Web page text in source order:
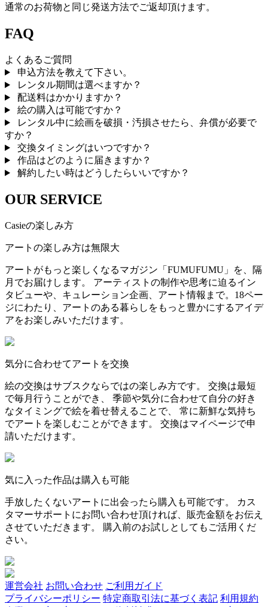
通常のお荷物と同じ発送方法でご返却頂けます。
FAQ
よくあるご質問
申込方法を教えて下さい。
レンタル期間は選べますか？
配送料はかかりますか？
絵の購入は可能ですか？
レンタル中に絵画を破損・汚損させたら、弁償が必要で
すか？
交換タイミングはいつですか？
作品はどのように届きますか？
解約したい時はどうしたらいいですか？
OUR SERVICE
Casieの楽しみ方
アートの楽しみ方は無限大
アートがもっと楽しくなるマガジン「FUMUFUMU」を、隔
月でお届けします。 アーティストの制作や思考に迫るイン
タビューや、キュレーション企画、アート情報まで。18ペー
ジにわたり、アートのある暮らしをもっと豊かにするアイデ
アをお楽しみいただけます。
気分に合わせてアートを交換
絵の交換はサブスクならではの楽しみ方です。 交換は最短
で毎月行うことができ、 季節や気分に合わせて自分の好き
なタイミングで絵を着せ替えることで、 常に新鮮な気持ち
でアートを楽しむことができます。 交換はマイページで申
請いただけます。
気に入った作品は購入も可能
手放したくないアートに出会ったら購入も可能です。 カス
タマーサポートにお問い合わせ頂ければ、販売金額をお伝え
させていただきます。 購入前のお試しとしてもご活用くだ
さい。
運営会社 お問い合わせ ご利用ガイド
プライバシーポリシー 特定商取引法に基づく表記 利用規約